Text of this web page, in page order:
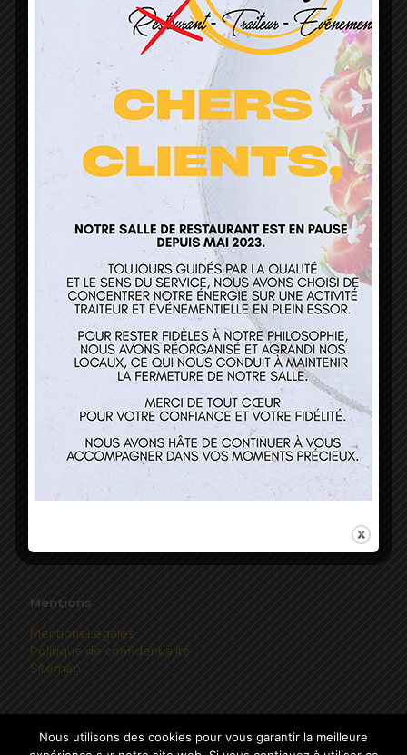
L’Atelier de Guillaume
1 Lieu Dit Sur Les Prés
68160 Sainte Marie Aux Mines
contact@atelierdeguillaume.fr
03 89 22 37 08
Restaurant
Traiteur et événementiel
Contact
Mentions
Mentions Légales
Politique de confidentialité
Sitemap
Nous utilisons des cookies pour vous garantir la meilleure